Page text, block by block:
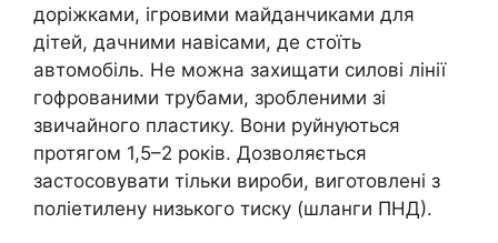
доріжками, ігровими майданчиками для
дітей, дачними навісами, де стоїть
автомобіль. Не можна захищати силові лінії
гофрованими трубами, зробленими зі
звичайного пластику. Вони руйнуються
протягом 1,5–2 років. Дозволяється
застосовувати тільки вироби, виготовлені з
поліетилену низького тиску (шланги ПНД).